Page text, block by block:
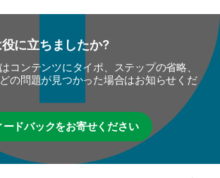
に立ちましたか?
コンテンツにタイポ、ステップの省略、
の問題が見つかった場合はお知らせくだ
ードバックをお寄せください